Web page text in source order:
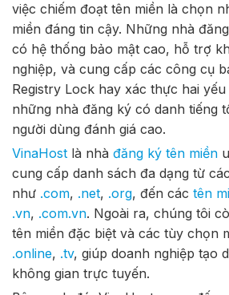
việc chiếm đoạt tên miền là chọn
miền đáng tin cậy. Những nhà
có hệ thống bảo mật cao, hỗ trợ
nghiệp, và cung cấp các công cụ
Registry Lock hay xác thực hai
những nhà đăng ký có danh tiếng
người dùng đánh giá cao.
VinaHost là nhà đăng ký tên miền
cung cấp danh sách đa dạng từ các
như .com, .net, .org, đến các tên
.vn, .com.vn. Ngoài ra, chúng tôi
tên miền đặc biệt và các tùy chọn
.online, .tv, giúp doanh nghiệp tạo
không gian trực tuyến.